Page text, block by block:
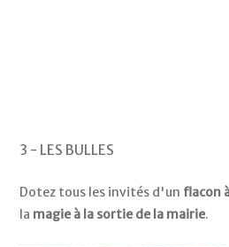
3 - LES BULLES
Dotez tous les invités d'un flacon
la magie à la sortie de la mairie.